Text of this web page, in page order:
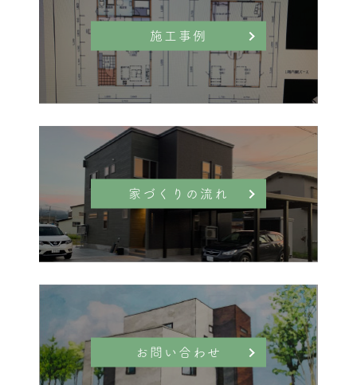
施工事例
家づくりの流れ
お問い合わせ